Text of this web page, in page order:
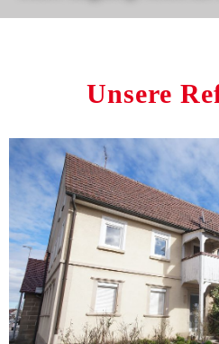
Unsere